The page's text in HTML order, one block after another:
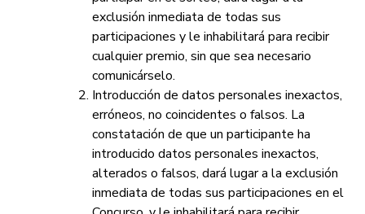
exclusión inmediata de todas sus
participaciones y le inhabilitará para recibir
cualquier premio, sin que sea necesario
comunicárselo.
Introducción de datos personales inexactos,
erróneos, no coincidentes o falsos. La
constatación de que un participante ha
introducido datos personales inexactos,
alterados o falsos, dará lugar a la exclusión
inmediata de todas sus participaciones en el